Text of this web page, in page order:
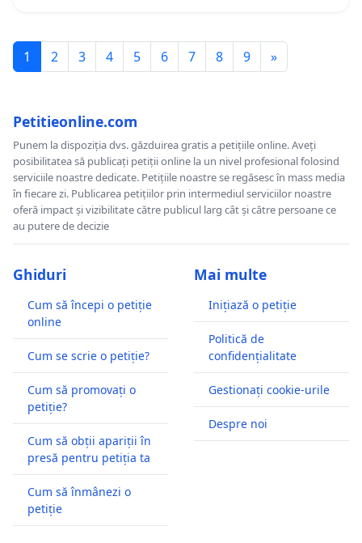
1 2 3 4 5 6 7 8 9 »
Petitieonline.com
Punem la dispoziția dvs. găzduirea gratis a petițiile online. Aveți
posibilitatea să publicați petiții online la un nivel profesional folosind
serviciile noastre dedicate. Petițiile noastre se regăsesc în mass media
în fiecare zi. Publicarea petițiilor prin intermediul serviciilor noastre
oferă impact și vizibilitate către publicul larg cât și către persoane ce
au putere de decizie
Ghiduri
Cum să începi o petiție
online
Cum se scrie o petiție?
Cum să promovați o
petiție?
Cum să obții apariții în
presă pentru petiția ta
Cum să înmânezi o
petiție
Mai multe
Inițiază o petiție
Politică de
confidențialitate
Gestionați cookie-urile
Despre noi